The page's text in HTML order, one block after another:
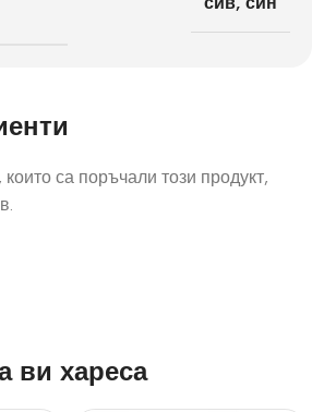
са поръчали този продукт,
ви хареса